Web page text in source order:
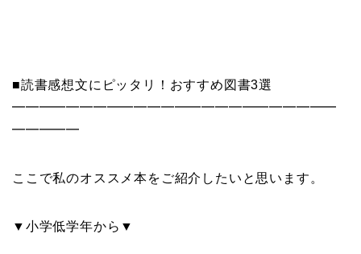
■読書感想文にピッタリ！おすすめ図書3選
━━━━━━━━━━━━━━━━━━━━━━━━
━━━━━
ここで私のオススメ本をご紹介したいと思います。
▼小学低学年から▼